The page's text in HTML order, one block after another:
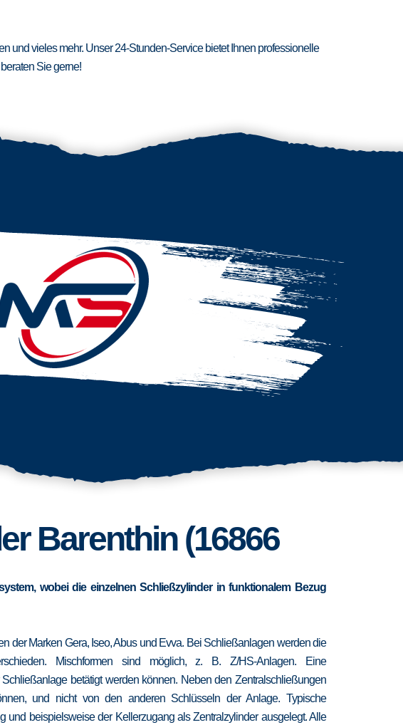
und vieles mehr. Unser 24-Stunden-Service bietet Ihnen professionelle
Sie gerne!
Barenthin (16866
wobei die einzelnen Schließzylinder in funktionalem Bezug
der Marken Gera, Iseo, Abus und Evva. Bei Schließanlagen werden die
Mischformen sind möglich, z. B. Z/HS-Anlagen. Eine
betätigt werden können. Neben den Zentralschließungen
und nicht von den anderen Schlüsseln der Anlage. Typische
beispielsweise der Kellerzugang als Zentralzylinder ausgelegt. Alle